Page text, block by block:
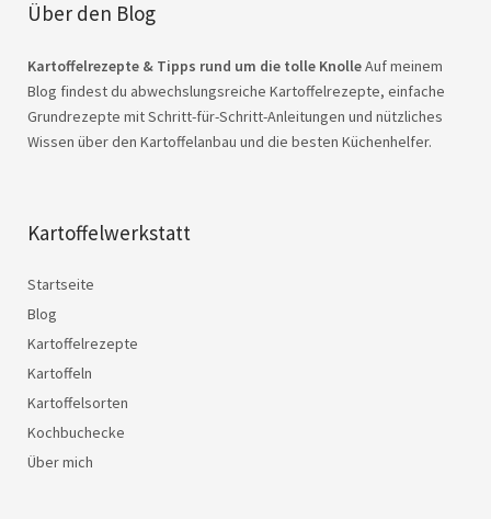
Über den Blog
Kartoffelrezepte & Tipps rund um die tolle KnolleAuf meinem
Blog findest du abwechslungsreiche Kartoffelrezepte, einfache
Grundrezepte mit Schritt-für-Schritt-Anleitungen und nützliches
Wissen über den Kartoffelanbau und die besten Küchenhelfer.
Kartoffelwerkstatt
Startseite
Blog
Kartoffelrezepte
Kartoffeln
Kartoffelsorten
Kochbuchecke
Über mich